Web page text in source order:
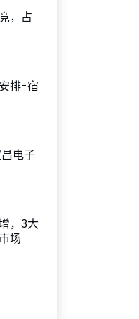
，占
排-宿
电子
，3大
场